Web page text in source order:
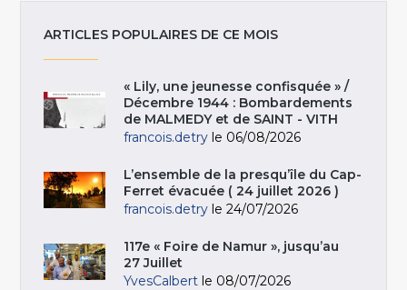
ARTICLES POPULAIRES DE CE MOIS
« Lily, une jeunesse confisquée » /
Décembre 1944 : Bombardements
de MALMEDY et de SAINT - VITH
francois.detry le 06/08/2026
L’ensemble de la presqu’île du Cap-
Ferret évacuée ( 24 juillet 2026 )
francois.detry le 24/07/2026
117e « Foire de Namur », jusqu’au
27 Juillet
YvesCalbert le 08/07/2026